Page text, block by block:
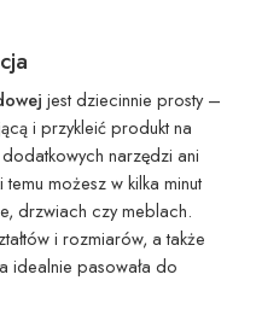
jest dziecinnie prosty –
i przykleić produkt na
narzędzi ani
możesz w kilka minut
drzwiach czy meblach.
i rozmiarów, a także
idealnie pasowała do